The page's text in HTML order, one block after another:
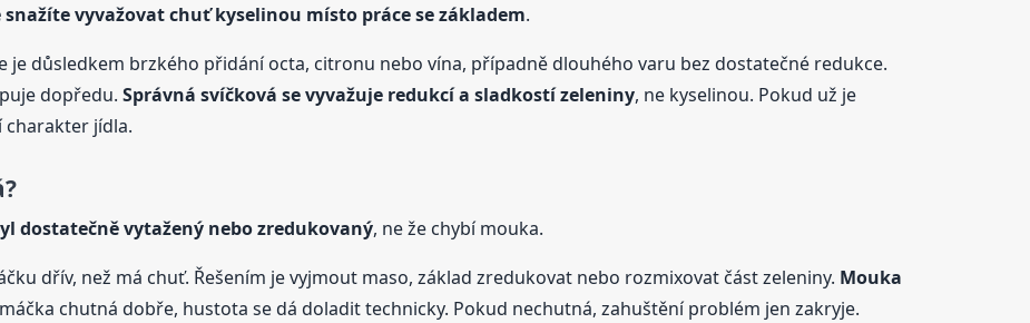
snažíte vyvažovat chuť kyselinou místo práce se základem.
je důsledkem brzkého přidání octa, citronu nebo vína, případně dlouhého varu bez dostatečné redukce.
dopředu. Správná svíčková se vyvažuje redukcí a sladkostí zeleniny, ne kyselinou. Pokud už je
charakter jídla.
dostatečně vytažený nebo zredukovaný, ne že chybí mouka.
dřív, než má chuť. Řešením je vyjmout maso, základ zredukovat nebo rozmixovat část zeleniny. Mouka
chutná dobře, hustota se dá doladit technicky. Pokud nechutná, zahuštění problém jen zakryje.